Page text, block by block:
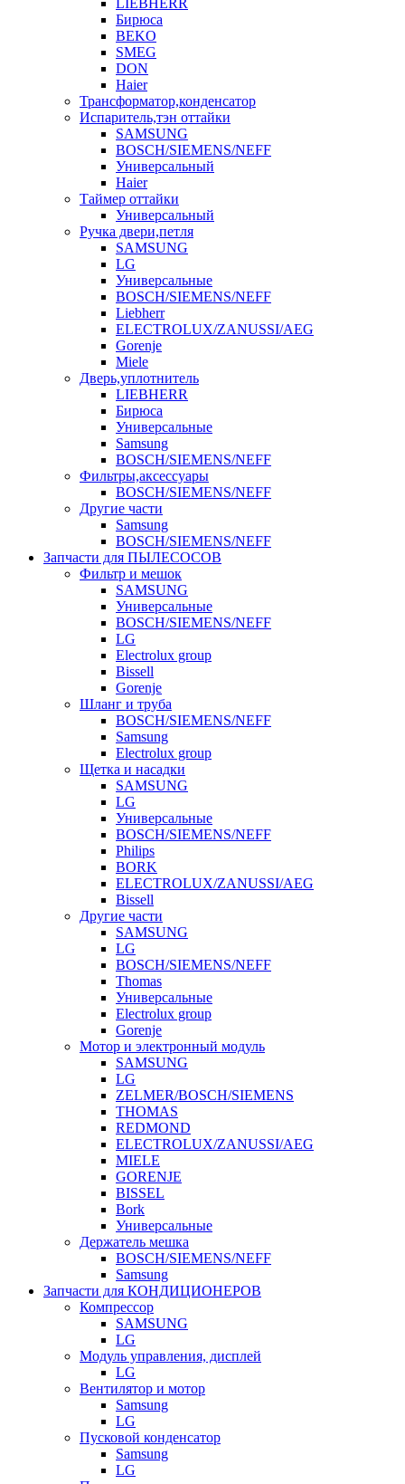
LIEBHERR
Бирюса
BEKO
SMEG
DON
Haier
Трансформатор,конденсатор
Испаритель,тэн оттайки
SAMSUNG
BOSCH/SIEMENS/NEFF
Универсальный
Haier
Таймер оттайки
Универсальный
Ручка двери,петля
SAMSUNG
LG
Универсальные
BOSCH/SIEMENS/NEFF
Liebherr
ELECTROLUX/ZANUSSI/AEG
Gorenje
Miele
Дверь,уплотнитель
LIEBHERR
Бирюса
Универсальные
Samsung
BOSCH/SIEMENS/NEFF
Фильтры,аксессуары
BOSCH/SIEMENS/NEFF
Другие части
Samsung
BOSCH/SIEMENS/NEFF
Запчасти для ПЫЛЕСОСОВ
Фильтр и мешок
SAMSUNG
Универсальные
BOSCH/SIEMENS/NEFF
LG
Electrolux group
Bissell
Gorenje
Шланг и труба
BOSCH/SIEMENS/NEFF
Samsung
Electrolux group
Щетка и насадки
SAMSUNG
LG
Универсальные
BOSCH/SIEMENS/NEFF
Philips
BORK
ELECTROLUX/ZANUSSI/AEG
Bissell
Другие части
SAMSUNG
LG
BOSCH/SIEMENS/NEFF
Thomas
Универсальные
Electrolux group
Gorenje
Мотор и электронный модуль
SAMSUNG
LG
ZELMER/BOSCH/SIEMENS
THOMAS
REDMOND
ELECTROLUX/ZANUSSI/AEG
MIELE
GORENJE
BISSEL
Bork
Универсальные
Держатель мешка
BOSCH/SIEMENS/NEFF
Samsung
Запчасти для КОНДИЦИОНЕРОВ
Компрессор
SAMSUNG
LG
Модуль управления, дисплей
LG
Вентилятор и мотор
Samsung
LG
Пусковой конденсатор
Samsung
LG